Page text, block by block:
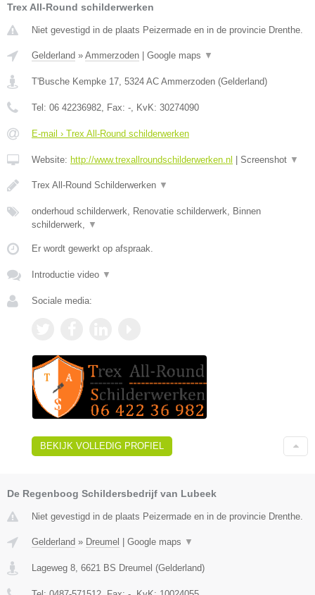
Trex All-Round schilderwerken
Niet gevestigd in de plaats Peizermade en in de provincie Drenthe.
Gelderland » Ammerzoden Google maps ▼
T'Busche Kempke 17 5324 AC Ammerzoden (Gelderland)
Tel: 06 42236982 , Fax: - , KvK: 30274090
E-mail › Trex All-Round schilderwerken
Website: http://www.trexallroundschilderwerken.nl Screenshot ▼
Trex All-Round Schilderwerken ▼
onderhoud schilderwerk, Renovatie schilderwerk, Binnen
schilderwerk,
▼
Er wordt gewerkt op afspraak.
Introductie video ▼
Sociale media:
BEKIJK VOLLEDIG PROFIEL
De Regenboog Schildersbedrijf van Lubeek
Niet gevestigd in de plaats Peizermade en in de provincie Drenthe.
Gelderland » Dreumel Google maps ▼
Lageweg 8, 6621 BS Dreumel (Gelderland)